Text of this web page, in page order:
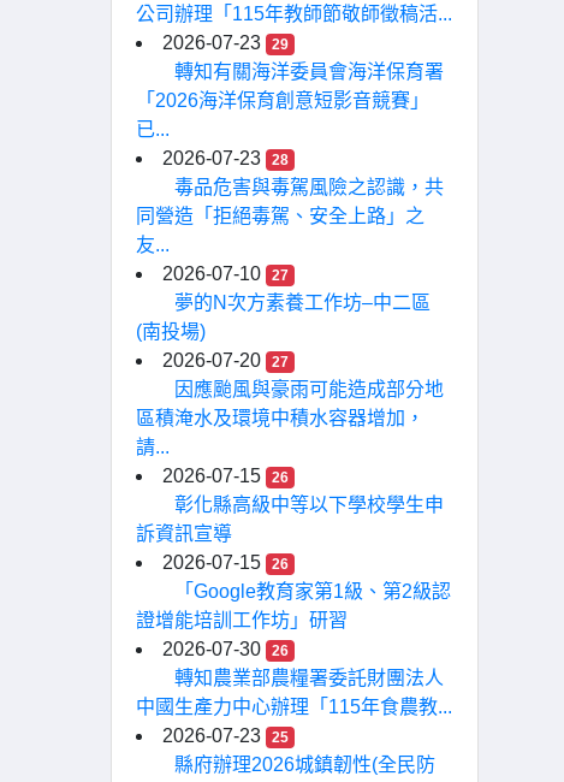
公司辦理「115年教師節敬師徵稿活...
2026-07-23
29
轉知有關海洋委員會海洋保育署
「2026海洋保育創意短影音競賽」
已...
2026-07-23
28
毒品危害與毒駕風險之認識，共
同營造「拒絕毒駕、安全上路」之
友...
2026-07-10
27
夢的N次方素養工作坊–中二區
(南投場)
2026-07-20
27
因應颱風與豪雨可能造成部分地
區積淹水及環境中積水容器增加，
請...
2026-07-15
26
彰化縣高級中等以下學校學生申
訴資訊宣導
2026-07-15
26
「Google教育家第1級、第2級認
證增能培訓工作坊」研習
2026-07-30
26
轉知農業部農糧署委託財團法人
中國生產力中心辦理「115年食農教...
2026-07-23
25
縣府辦理2026城鎮韌性(全民防